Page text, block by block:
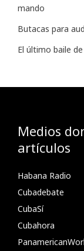
mando
Butacas para
El último baile
Medios
artículos
Habana Radio
Cubadebate
CubaSí
Cubahora